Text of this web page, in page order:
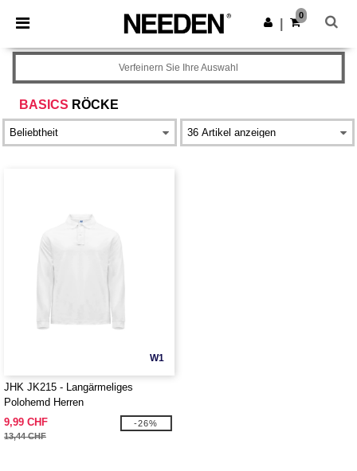
× Needen App
Bessere Preise in der App!
App holen
0
BASICS RÖCKE
Verfeinern Sie Ihre Auswahl
W1
JHK JK215 - Langärmeliges
Polohemd Herren
9,99 CHF
13,44 CHF
-26%